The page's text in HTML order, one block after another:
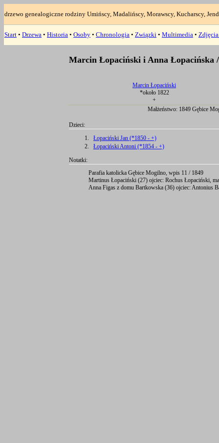
drzewo genealogiczne rodziny Umińscy, Madalińscy, Morawscy, Kucharscy,
Start • Drzewa • Historia • Osoby • Chronologia • Związki • Multimedia •
Marcin Łopaciński i Anna Łopacińska
Marcin Łopaciński
*około 1822
+
Małżeństwo: 1849 Gębice
Dzieci:
1.
Łopaciński Jan (*1850 - +)
2.
Łopaciński Antoni (*1854 - +)
Notatki:
Parafia katolicka Gębice Mogilno, wpis 11 / 1849
Martinus Łopaciński (27) ojciec: Rochus Łopaciński,
Anna Figas z domu Bartkowska (36) ojciec: Antonius